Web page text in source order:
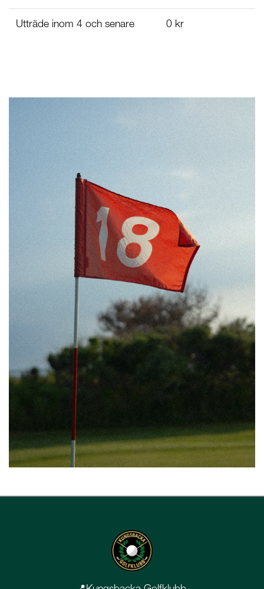
Utträde inom 4 och senare 0 kr